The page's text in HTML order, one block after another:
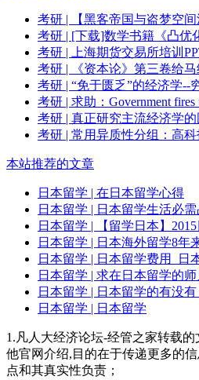
考研 | 【黑客帝国与盗梦空
考研 | [下载]数学书籍《凸优
考研 | 上海期货交易所培训
考研 | 《资本论》第三卷给
考研 | “免于匮乏”的经济学--
考研 | 求助：Government fires
考研 | 真正研究主流经济学
考研 | 常用异质性分组：高
本站推荐的文章
日本留学 | 在日本留学心得
日本留学 | 日本留学生活必需
日本留学 | 【留学日本】
日本留学 | 日本海外留学8年
日本留学 | 日本留学费用_日
日本留学 | 求在日本留学的师
日本留学 | 日本留学的有没有
日本留学 | 日本留学
1.凡人大经济论坛-经管之家转载
他官网介绍,目的在于传递更多的
点和其真实性负责；